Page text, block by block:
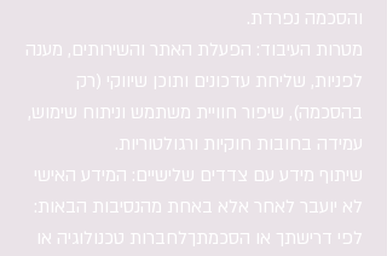
והסכמה נפרדת.
מטרות העיבוד: הפעלת האתר והשירותים, מענה
לפניות, שליחת עדכונים ותוכן שיווקי (רק
בהסכמה), שיפור חוויית משתמש וניתוח שימוש,
עמידה בחובות חוקיות ורגולטוריות.
שיתוף מידע עם צדדים שלישיים: המידע האישי
לא יועבר לאחר אלא באחת מהנסיבות הבאות:
לפי דרישתך או הסכמתךלחברות טכנולוגיה או